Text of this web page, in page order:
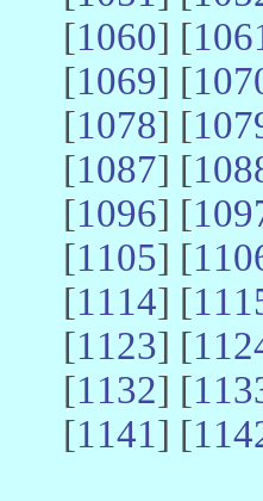
[1060] [
[1069] [
[1078] [
[1087] [
[1096] [
[1105] [
[1114] [
[1123] [
[1132] [
[1141] [